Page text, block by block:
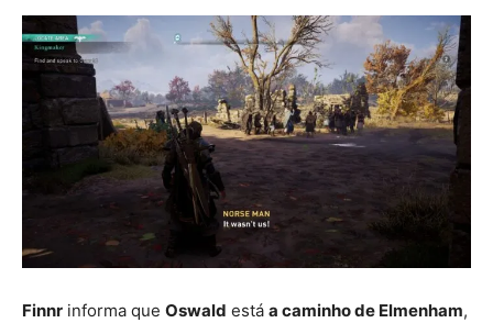
Finnr informa que Oswald está a caminho de Elmenham,